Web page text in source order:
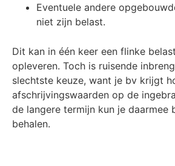
Eventuele andere
niet zijn belast.
Dit kan in één keer een flinke
opleveren. Toch is ruisende
slechtste keuze, want je bv krijgt
afschrijvingswaarden op de
de langere termijn kun je daarmee
behalen.